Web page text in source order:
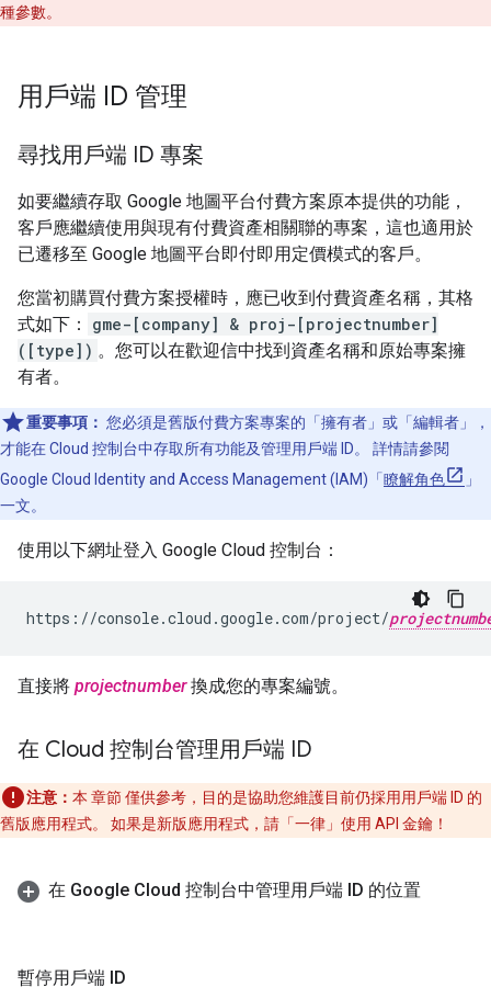
種參數。
用戶端 ID 管理
尋找用戶端 ID 專案
如要繼續存取 Google 地圖平台付費方案原本提供的功能，
客戶應繼續使用與現有付費資產相關聯的專案，這也適用於
已遷移至 Google 地圖平台即付即用定價模式的客戶。
您當初購買付費方案授權時，應已收到付費資產名稱，其格
式如下：
gme-[company] & proj-[projectnumber]
([type]) 。您可以在歡迎信中找到資產名稱和原始專案擁
有者。
重要事項： 您必須是舊版付費方案專案的「擁有者」 或「編輯者」
，
才能在 Cloud 控制台中存取所有功能及管理用戶端 ID。 詳情請參閱
Google Cloud Identity and Access Management (IAM)「 瞭解角色
」
一文。
使用以下網址登入 Google Cloud 控制台：
https://console.cloud.google.com/project/
直接將 projectnumber換成您的專案編號。
在 Cloud 控制台管理用戶端 ID
注意： 本 章節 僅供參考，目的是協助您維護目前仍採用用戶端 ID 的
舊版應用程式。 如果是新版應用程式，請「一律」 使用 API 金鑰！
在 Google Cloud 控制台中管理用戶端 ID 的位置
暫停用戶端 ID